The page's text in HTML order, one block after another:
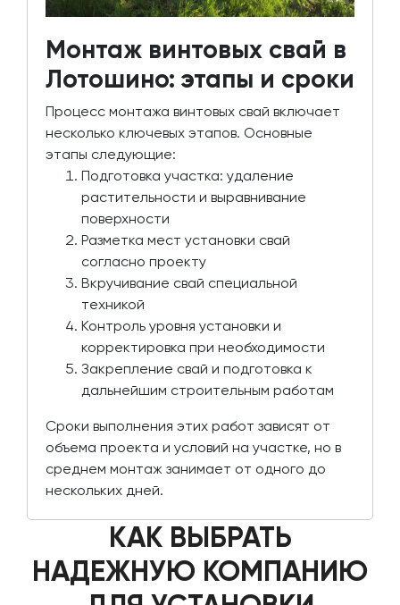
Монтаж винтовых свай в
Лотошино: этапы и сроки
Процесс монтажа винтовых свай включает
несколько ключевых этапов. Основные
этапы следующие:
Подготовка участка: удаление
растительности и выравнивание
поверхности
Разметка мест установки свай
согласно проекту
Вкручивание свай специальной
техникой
Контроль уровня установки и
корректировка при необходимости
Закрепление свай и подготовка к
дальнейшим строительным работам
Сроки выполнения этих работ зависят от
объема проекта и условий на участке, но в
среднем монтаж занимает от одного до
нескольких дней.
КАК ВЫБРАТЬ
НАДЕЖНУЮ КОМПАНИЮ